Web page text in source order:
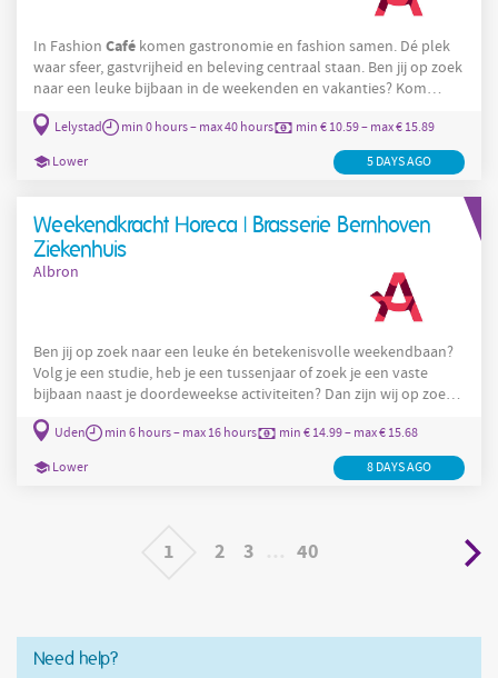
In Fashion Café komen gastronomie en fashion samen. Dé plek
waar sfeer, gastvrijheid en beleving centraal staan. Ben jij op zoek
naar een leuke bijbaan in de weekenden en vakanties? Kom
werken in een stijlvol team waar je gasten iedere dag laat
genieten van ontbijt, lunch, borrel en diner! De functie Als
medewerker
zorg jij ervoor dat gasten zich welkom
voelen en kunnen genieten van een fijne ervaring. Je neemt
Lelystad min 0 hours – max 40 hours min € 10.59 – max € 15.89
Lower 5 DAYS AGO
Weekendkracht Horeca | Brasserie Bernhoven
Ziekenhuis
Albron
Ben jij op zoek naar een leuke én betekenisvolle weekendbaan?
Volg je een studie, heb je een tussenjaar of zoek je een vaste
bijbaan naast je doordeweekse activiteiten? Dan zijn wij op zoek
zijn wij op zoek naar een enthousiaste weekendkracht. SJe zorgt
voor een gastvrije en verzorgde omgeving waar patiënten,
bezoekers en medewerkers kunnen genieten van een hapje,
Uden min 6 hours – max 16 hours min € 14.99 – max € 15.68
Lower 8 DAYS AGO
1 2 3 40
Need help?